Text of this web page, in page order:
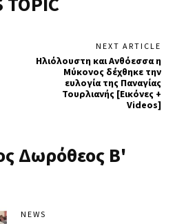
NEXT ARTICLE
Ηλιόλουστη και Ανθόεσσα η
Μύκονος δέχθηκε την
ευλογία της Παναγίας
Τουρλιανής [Εικόνες +
Videos]
Δωρόθεος Β'
NEWS